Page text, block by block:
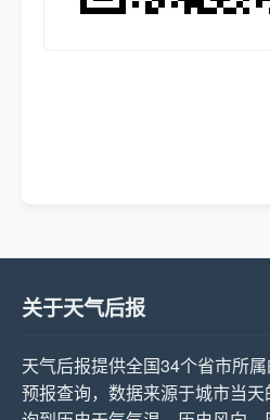
关于天气后报
天气后报提供全国34个省市所
预报查询，数据来源于城市当